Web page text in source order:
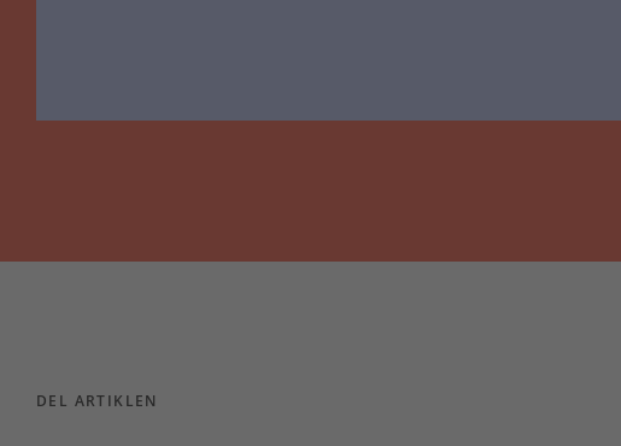
DEL ARTIKLEN